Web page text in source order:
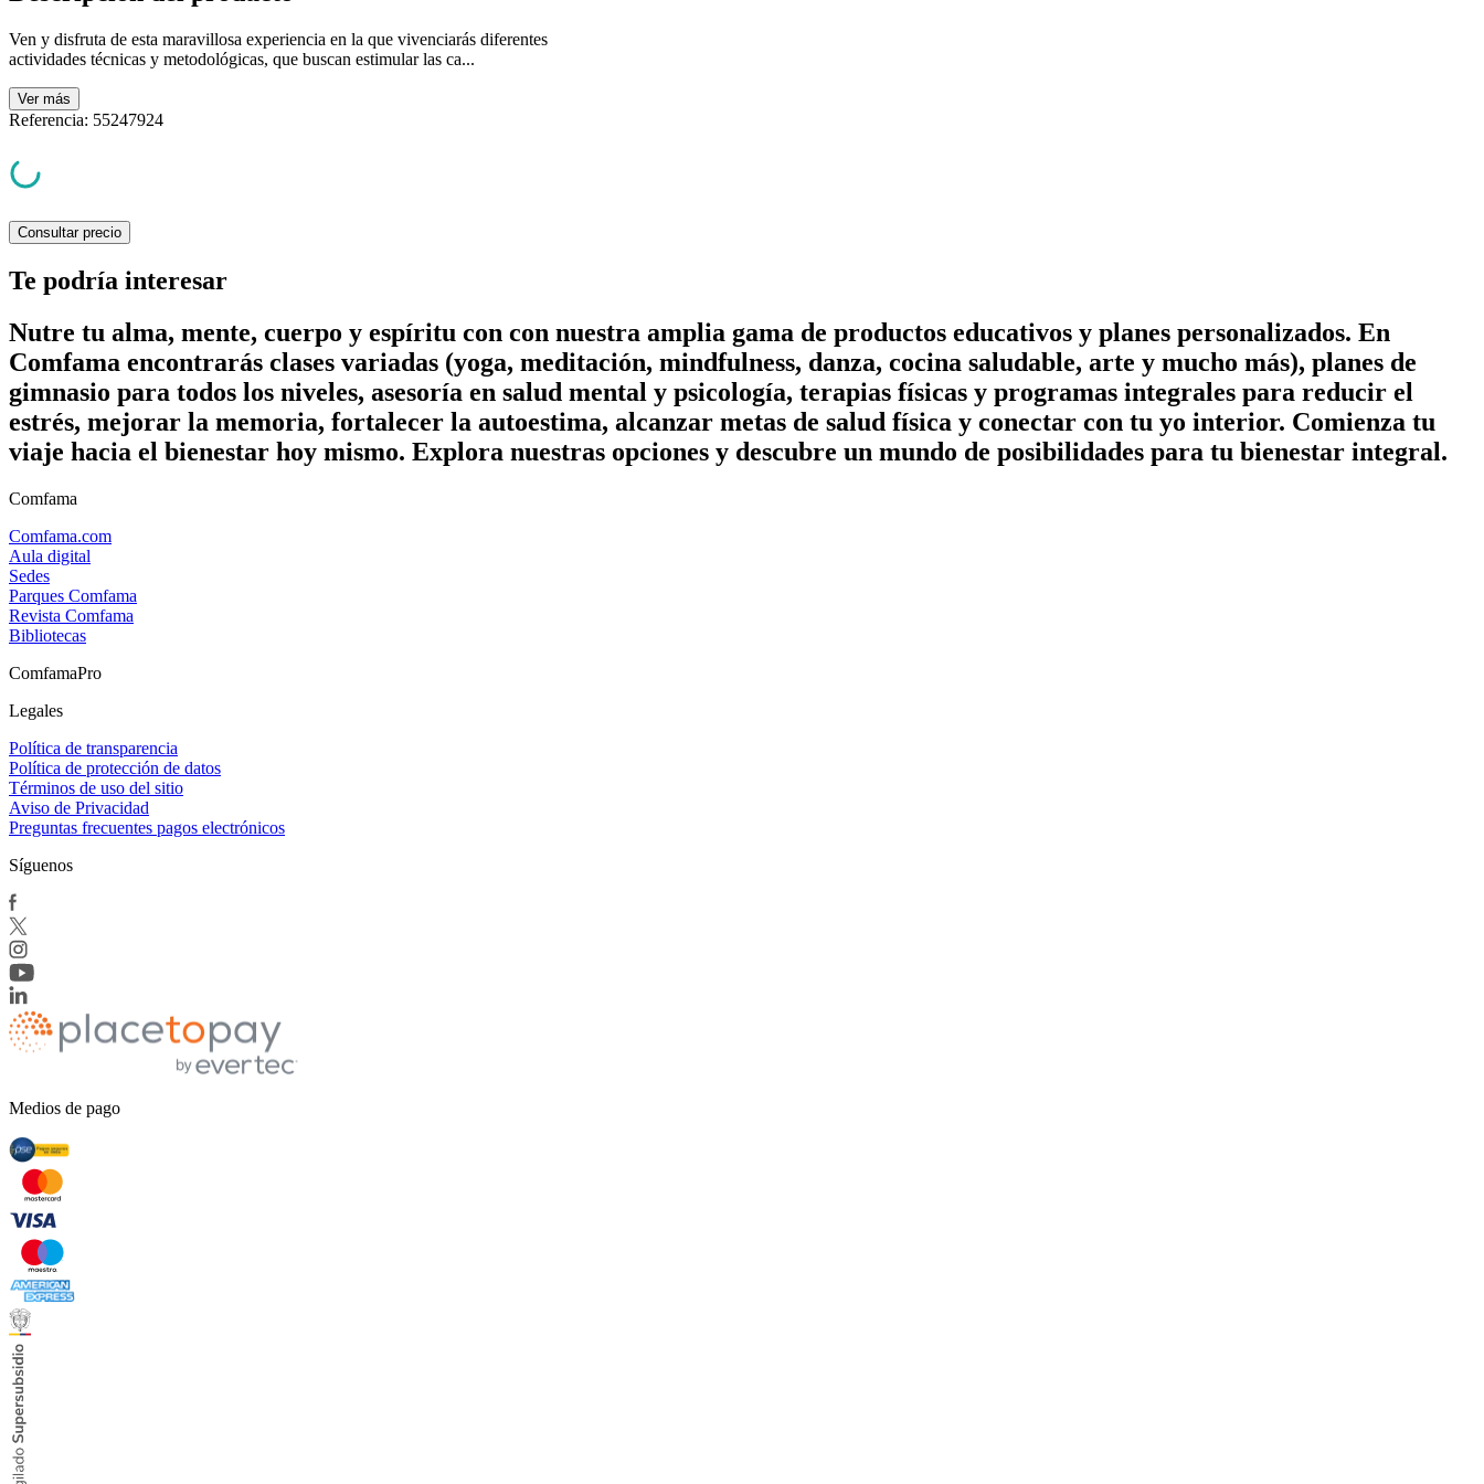
Ven y disfruta de esta maravillosa experiencia en la que vivenciarás diferentes
actividades técnicas y metodológicas, que buscan estimular las ca...
Ver más
Referencia: 55247924
Consultar precio
Te podría interesar
Nutre tu alma, mente, cuerpo y espíritu con con nuestra amplia gama de productos educativos y planes personalizados. En
Comfama encontrarás clases variadas (yoga, meditación, mindfulness, danza, cocina saludable, arte y mucho más), planes de
gimnasio para todos los niveles, asesoría en salud mental y psicología, terapias físicas y programas integrales para reducir el
estrés, mejorar la memoria, fortalecer la autoestima, alcanzar metas de salud física y conectar con tu yo interior. Comienza tu
viaje hacia el bienestar hoy mismo. Explora nuestras opciones y descubre un mundo de posibilidades para tu bienestar integral.
Comfama
Comfama.com
Aula digital
Sedes
Parques Comfama
Revista Comfama
Bibliotecas
ComfamaPro
Legales
Política de transparencia
Política de protección de datos
Términos de uso del sitio
Aviso de Privacidad
Preguntas frecuentes pagos electrónicos
Síguenos
Medios de pago